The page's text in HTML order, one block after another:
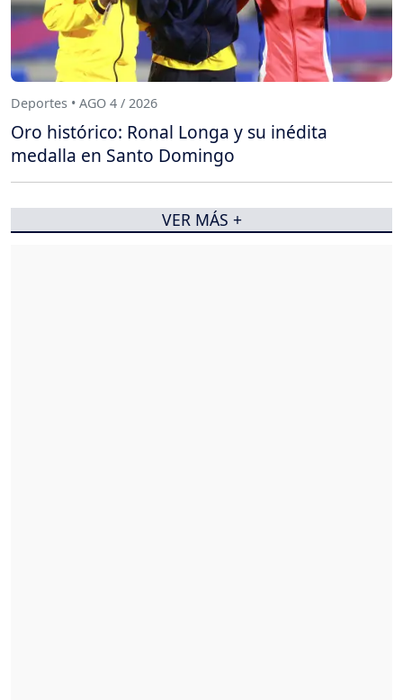
Deportes • AGO 4 / 2026
Oro histórico: Ronal Longa y su inédita
medalla en Santo Domingo
VER MÁS +